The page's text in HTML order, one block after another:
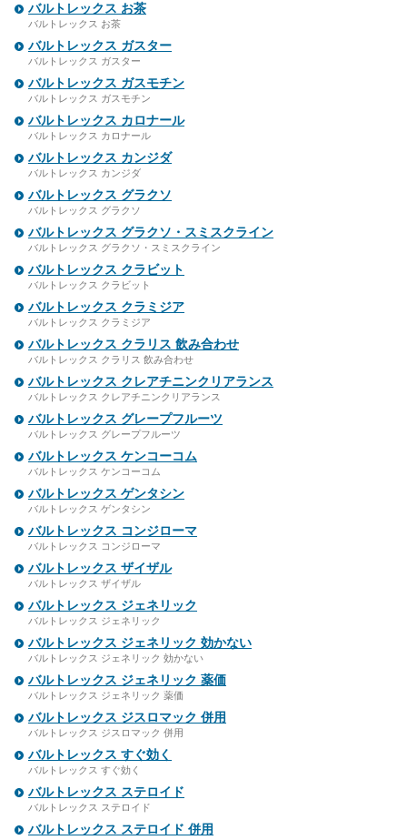
バルトレックス お茶
バルトレックス お茶
バルトレックス ガスター
バルトレックス ガスター
バルトレックス ガスモチン
バルトレックス ガスモチン
バルトレックス カロナール
バルトレックス カロナール
バルトレックス カンジダ
バルトレックス カンジダ
バルトレックス グラクソ
バルトレックス グラクソ
バルトレックス グラクソ・スミスクライン
バルトレックス グラクソ・スミスクライン
バルトレックス クラビット
バルトレックス クラビット
バルトレックス クラミジア
バルトレックス クラミジア
バルトレックス クラリス 飲み合わせ
バルトレックス クラリス 飲み合わせ
バルトレックス クレアチニンクリアランス
バルトレックス クレアチニンクリアランス
バルトレックス グレープフルーツ
バルトレックス グレープフルーツ
バルトレックス ケンコーコム
バルトレックス ケンコーコム
バルトレックス ゲンタシン
バルトレックス ゲンタシン
バルトレックス コンジローマ
バルトレックス コンジローマ
バルトレックス ザイザル
バルトレックス ザイザル
バルトレックス ジェネリック
バルトレックス ジェネリック
バルトレックス ジェネリック 効かない
バルトレックス ジェネリック 効かない
バルトレックス ジェネリック 薬価
バルトレックス ジェネリック 薬価
バルトレックス ジスロマック 併用
バルトレックス ジスロマック 併用
バルトレックス すぐ効く
バルトレックス すぐ効く
バルトレックス ステロイド
バルトレックス ステロイド
バルトレックス ステロイド 併用